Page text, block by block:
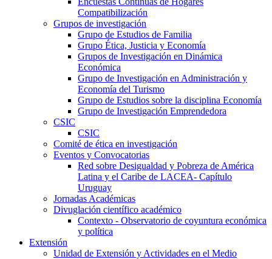
Compatibilización
Grupos de investigación
Grupo de Estudios de Familia
Grupo Ética, Justicia y Economía
Grupos de Investigación en Dinámica
Económica
Grupo de Investigación en Administración y
Economía del Turismo
Grupo de Estudios sobre la disciplina Economía
Grupo de Investigación Emprendedora
CSIC
CSIC
Comité de ética en investigación
Eventos y Convocatorias
Red sobre Desigualdad y Pobreza de América
Latina y el Caribe de LACEA- Capítulo
Uruguay
Jornadas Académicas
Divuglación científico académico
Contexto - Observatorio de coyuntura económica
y política
Extensión
Unidad de Extensión y Actividades en el Medio